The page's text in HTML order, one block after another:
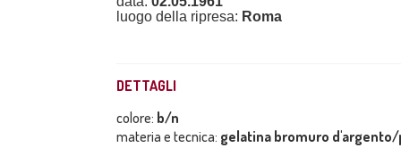
luogo della ripresa: Roma
DETTAGLI
colore: b/n
materia e tecnica: gelatina bromuro